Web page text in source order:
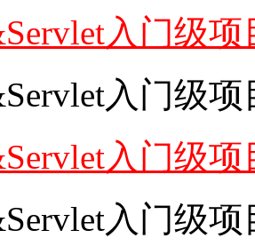
入门级
入门级
入门级
入门级